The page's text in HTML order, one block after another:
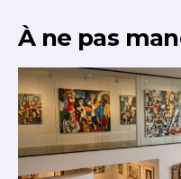
À ne pas